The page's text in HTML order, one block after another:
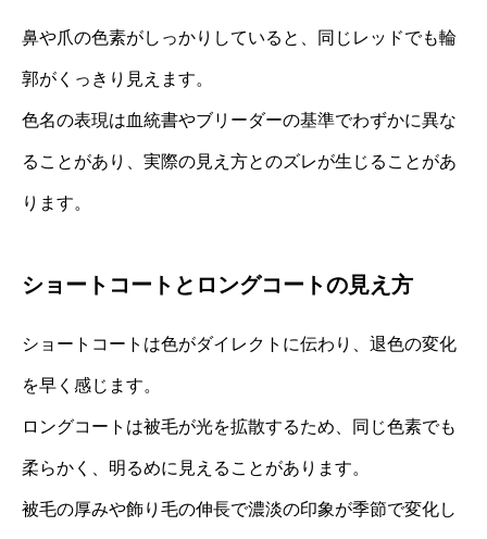
鼻や爪の色素がしっかりしていると、同じレッドでも輪
郭がくっきり見えます。
色名の表現は血統書やブリーダーの基準でわずかに異な
ることがあり、実際の見え方とのズレが生じることがあ
ります。
ショートコートとロングコートの見え方
ショートコートは色がダイレクトに伝わり、退色の変化
を早く感じます。
ロングコートは被毛が光を拡散するため、同じ色素でも
柔らかく、明るめに見えることがあります。
被毛の厚みや飾り毛の伸長で濃淡の印象が季節で変化し